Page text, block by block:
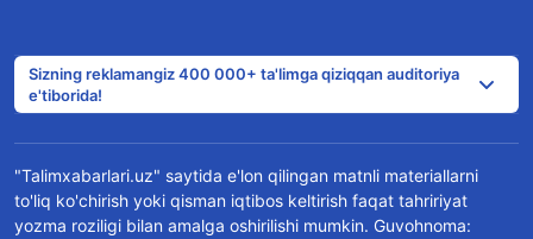
Sizning reklamangiz 400 000+ ta'limga qiziqqan auditoriya
e'tiborida!
"Talimxabarlari.uz" saytida e'lon qilingan matnli materiallarni
to'liq ko'chirish yoki qisman iqtibos keltirish faqat tahririyat
yozma roziligi bilan amalga oshirilishi mumkin. Guvohnoma: